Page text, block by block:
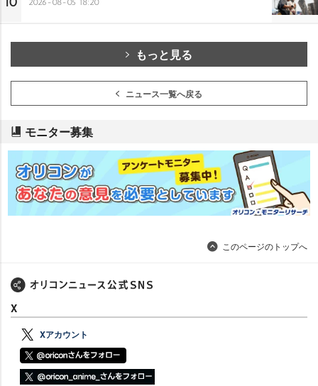
もっと見る
ニュース一覧へ戻る
モニター募集
このページのトップへ
X
Xアカウント